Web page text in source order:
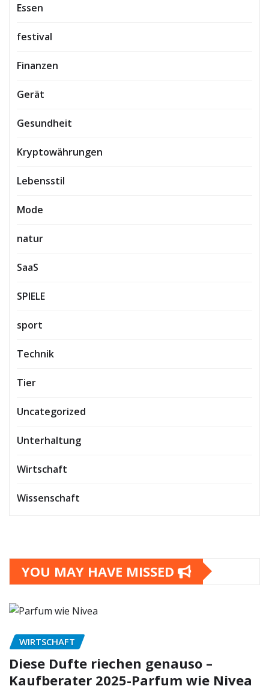
Essen
festival
Finanzen
Gerät
Gesundheit
Kryptowährungen
Lebensstil
Mode
natur
SaaS
SPIELE
sport
Technik
Tier
Uncategorized
Unterhaltung
Wirtschaft
Wissenschaft
YOU MAY HAVE MISSED
WIRTSCHAFT
Diese Dufte riechen genauso –
Kaufberater 2025-Parfum wie Nivea